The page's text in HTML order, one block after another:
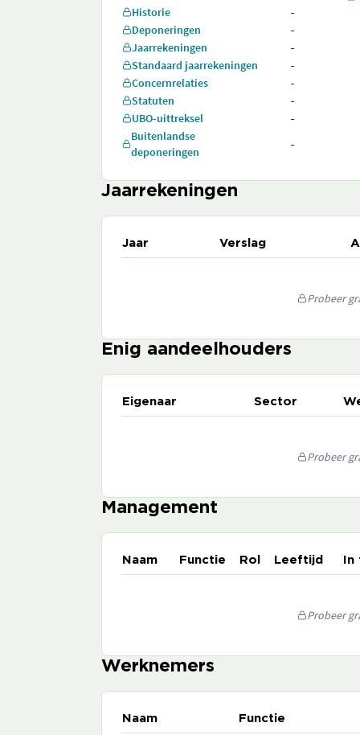
Historie
-
Deponeringen
-
Jaarrekeningen
-
Standaard jaarrekeningen
-
Concernrelaties
-
Statuten
-
UBO-uittreksel
-
Buitenlandse
deponeringen
-
Jaarrekeningen
Jaar Verslag
Probeer
Enig aandeelhouders
Eigenaar Sector
Probeer
Management
Naam Functie Rol Leeftijd
Probeer
Werknemers
Naam Functie